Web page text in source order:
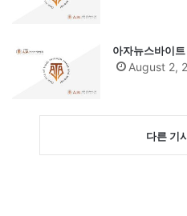
아자뉴스바이
August 2,
다른 기